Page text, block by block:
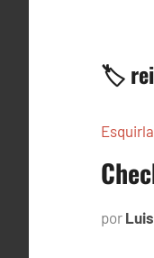
🏷️
por